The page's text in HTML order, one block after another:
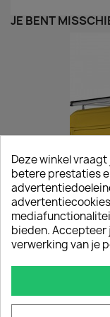
JE BENT
Deze winkel
betere prestaties
bieden. Accepteer
verwerking van je